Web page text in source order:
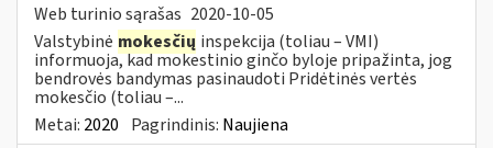
Web turinio sąrašas 2020-10-05
Valstybinė mokesčių inspekcija (toliau – VMI)
informuoja, kad mokestinio ginčo byloje pripažinta, jog
bendrovės bandymas pasinaudoti Pridėtinės vertės
mokesčio (toliau –...
Metai: 2020 Pagrindinis: Naujiena